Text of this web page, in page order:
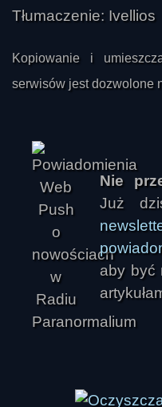
Tłumaczenie: Ivellios
Kopiowanie i
serwisów jest dozwolone
Nie
Już
aby być